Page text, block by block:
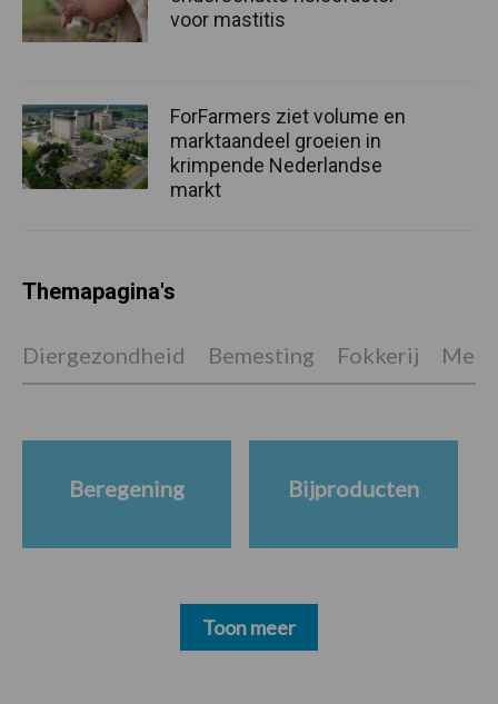
voor mastitis
ForFarmers ziet volume en
marktaandeel groeien in
krimpende Nederlandse
markt
Themapagina's
Diergezondheid Bemesting Fokkerij
Beregening Bijproducten
Toon meer